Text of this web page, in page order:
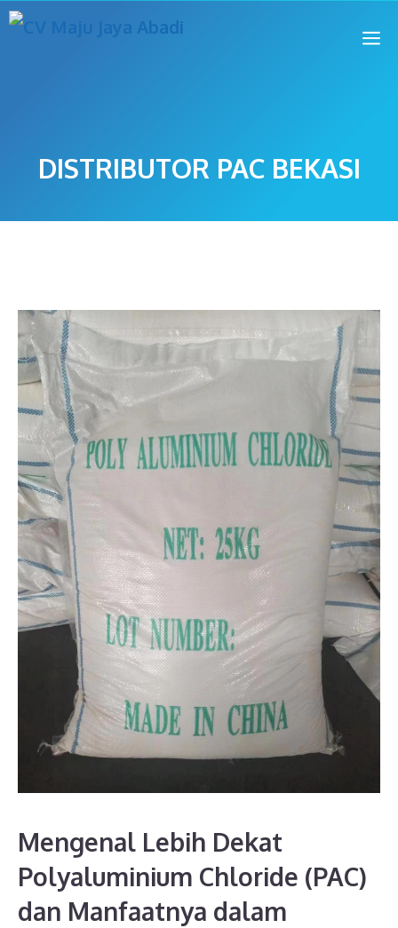
DISTRIBUTOR PAC BEKASI
Mengenal Lebih Dekat
Polyaluminium Chloride (PAC)
dan Manfaatnya dalam